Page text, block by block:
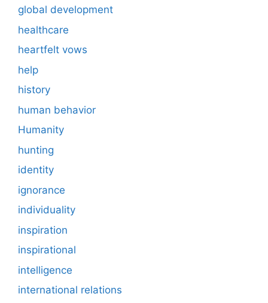
global development
healthcare
heartfelt vows
help
history
human behavior
Humanity
hunting
identity
ignorance
individuality
inspiration
inspirational
intelligence
international relations